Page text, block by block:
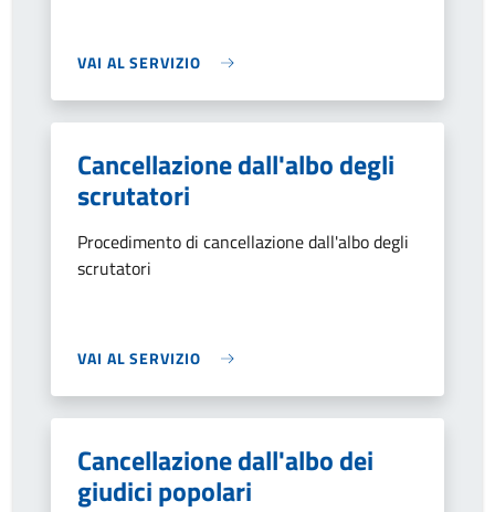
VAI AL SERVIZIO
Cancellazione dall'albo degli
scrutatori
Procedimento di cancellazione dall'albo degli
scrutatori
VAI AL SERVIZIO
Cancellazione dall'albo dei
giudici popolari